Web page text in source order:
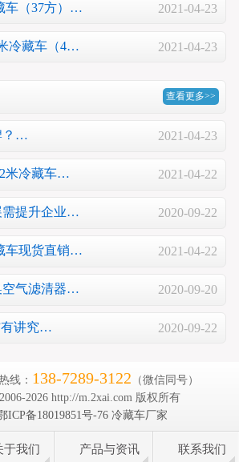
车（37方）… 2021-04-23
冷藏车（4… 2021-04-23
查看更多>>
？… 2021-04-23
米冷藏车… 2021-04-22
需提升企业… 2020-09-22
车现货直销… 2021-04-22
空气滤清器… 2020-09-20
有讲究… 2020-09-22
线： 138-7289-3122 （微信同号）
2026 http://m.2xai.com 版权所有
ICP备18019851号-76 冷藏车厂家
于我们 产品与资讯 联系我们